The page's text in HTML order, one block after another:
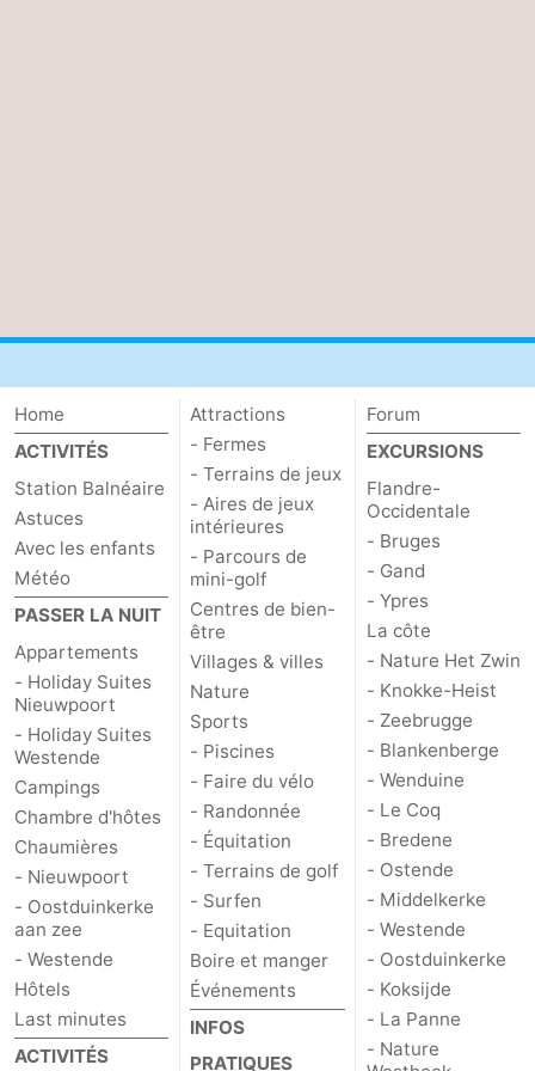
Home
ACTIVITÉS
Station Balnéaire
Astuces
Avec les enfants
Météo
PASSER LA NUIT
Appartements
- Holiday Suites
Nieuwpoort
- Holiday Suites
Westende
Campings
Chambre d'hôtes
Chaumières
- Nieuwpoort
- Oostduinkerke
aan zee
- Westende
Hôtels
Last minutes
ACTIVITÉS
Attractions
- Fermes
- Terrains de jeux
- Aires de jeux
intérieures
- Parcours de
mini-golf
Centres de bien-
être
Villages & villes
Nature
Sports
- Piscines
- Faire du vélo
- Randonnée
- Équitation
- Terrains de golf
- Surfen
- Equitation
Boire et manger
Événements
INFOS
PRATIQUES
Forum
EXCURSIONS
Flandre-
Occidentale
- Bruges
- Gand
- Ypres
La côte
- Nature Het Zwin
- Knokke-Heist
- Zeebrugge
- Blankenberge
- Wenduine
- Le Coq
- Bredene
- Ostende
- Middelkerke
- Westende
- Oostduinkerke
- Koksijde
- La Panne
- Nature